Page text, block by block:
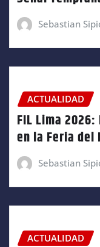
Sebastian
ACTUALIDAD
FIL Lima
en la Feria del
Sebastian
ACTUALIDAD